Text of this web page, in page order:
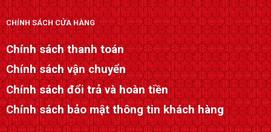
CHÍNH SÁCH CỬA HÀNG
Chính sách thanh toán
Chính sách vận chuyển
Chính sách đổi trả và hoàn tiền
Chính sách bảo mật thông tin khách hàng